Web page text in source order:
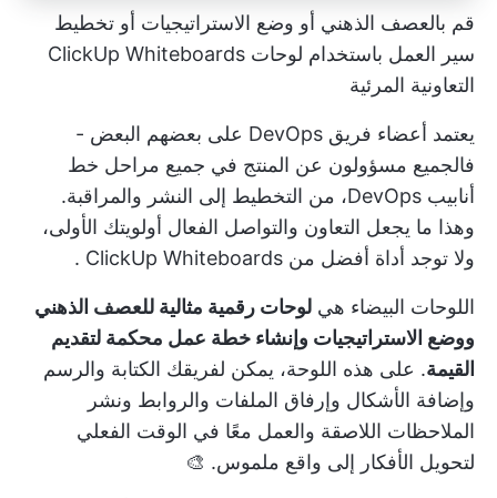
قم بالعصف الذهني أو وضع الاستراتيجيات أو تخطيط
سير العمل باستخدام لوحات ClickUp Whiteboards
التعاونية المرئية
يعتمد أعضاء فريق DevOps على بعضهم البعض -
فالجميع مسؤولون عن المنتج في جميع مراحل خط
أنابيب DevOps، من التخطيط إلى النشر والمراقبة.
وهذا ما يجعل التعاون والتواصل الفعال أولويتك الأولى،
ولا توجد أداة أفضل من ClickUp Whiteboards
.
اللوحات البيضاء هي لوحات رقمية مثالية للعصف الذهني
ووضع الاستراتيجيات وإنشاء خطة عمل محكمة لتقديم
القيمة. على هذه اللوحة، يمكن لفريقك الكتابة والرسم
وإضافة الأشكال وإرفاق الملفات والروابط ونشر
الملاحظات اللاصقة والعمل معًا في الوقت الفعلي
لتحويل الأفكار إلى واقع ملموس. 🎨